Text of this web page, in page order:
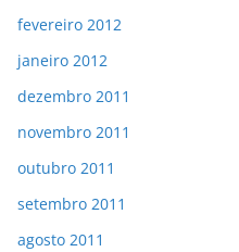
fevereiro 2012
janeiro 2012
dezembro 2011
novembro 2011
outubro 2011
setembro 2011
agosto 2011